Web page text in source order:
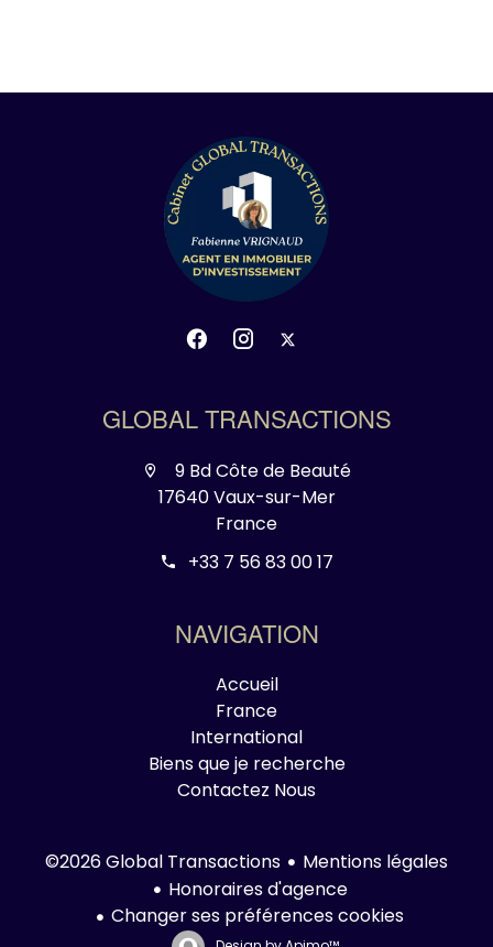
GLOBAL TRANSACTIONS
9 Bd Côte de Beauté
17640 Vaux-sur-Mer
France
+33 7 56 83 00 17
NAVIGATION
Accueil
France
International
Biens que je recherche
Contactez Nous
©2026 Global Transactions
Mentions légales
Honoraires d'agence
Changer ses préférences cookies